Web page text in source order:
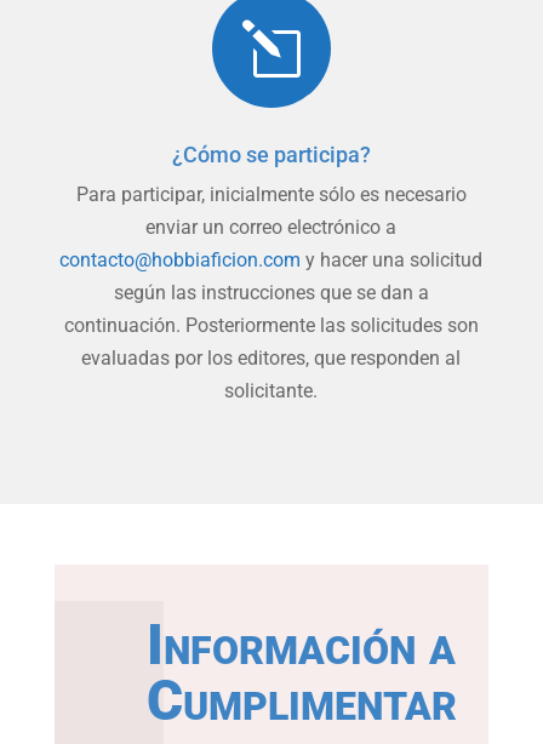
l
¿Cómo se participa?
Para participar, inicialmente sólo es necesario
enviar un correo electrónico a
contacto@hobbiaficion.com y hacer una solicitud
según las instrucciones que se dan a
continuación. Posteriormente las solicitudes son
evaluadas por los editores, que responden al
solicitante.
Información a
Cumplimentar